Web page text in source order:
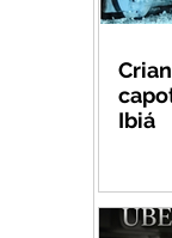
Ibiá